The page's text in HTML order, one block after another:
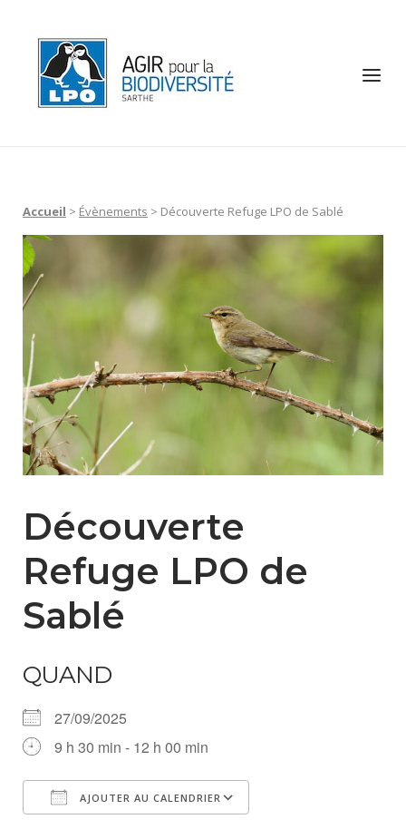
content
Menu
Accueil > Évènements > Découverte Refuge LPO de Sablé
Découverte
Refuge LPO de
Sablé
QUAND
27/09/2025
9 h 30 min - 12 h 00 min
AJOUTER AU CALENDRIER